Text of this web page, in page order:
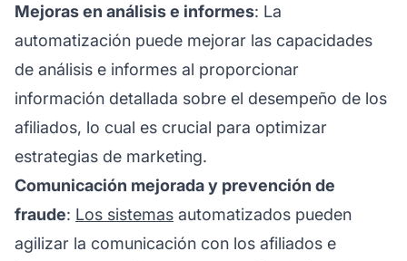
Mejoras en análisis e informes: La
automatización puede mejorar las capacidades
de análisis e informes al proporcionar
información detallada sobre el desempeño de los
afiliados, lo cual es crucial para optimizar
estrategias de marketing.
Comunicación mejorada y prevención de
fraude: Los sistemas automatizados pueden
agilizar la comunicación con los afiliados e